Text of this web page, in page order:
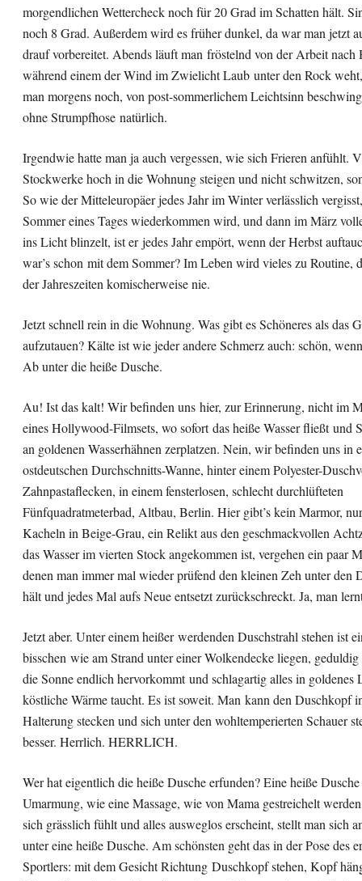
morgendlichen Wettercheck noch für 20 Grad im Schatten hält.
noch 8 Grad. Außerdem wird es früher dunkel, da war man jetzt
drauf vorbereitet. Abends läuft man fröstelnd von der Arbeit nach
während einem der Wind im Zwielicht Laub unter den Rock
man morgens noch, von post-sommerlichem Leichtsinn
ohne Strumpfhose natürlich.
Irgendwie hatte man ja auch vergessen, wie sich Frieren anfühlt.
Stockwerke hoch in die Wohnung steigen und nicht schwitzen,
So wie der Mitteleuropäer jedes Jahr im Winter verlässlich
Sommer eines Tages wiederkommen wird, und dann im März
ins Licht blinzelt, ist er jedes Jahr empört, wenn der Herbst
war’s schon mit dem Sommer? Im Leben wird vieles zu Routine,
der Jahreszeiten komischerweise nie.
Jetzt schnell rein in die Wohnung. Was gibt es Schöneres als das
aufzutauen? Kälte ist wie jeder andere Schmerz auch: schön,
Ab unter die heiße Dusche.
Au! Ist das kalt! Wir befinden uns hier, zur Erinnerung, nicht im
eines Hollywood-Filmsets, wo sofort das heiße Wasser fließt und
an goldenen Wasserhähnen zerplatzen. Nein, wir befinden uns in
ostdeutschen Durchschnitts-Wanne, hinter einem Polyester-
Zahnpastaflecken, in einem fensterlosen, schlecht durchlüfteten
Fünfquadratmeterbad, Altbau, Berlin. Hier gibt’s kein Marmor,
Kacheln in Beige-Grau, ein Relikt aus den geschmackvollen
das Wasser im vierten Stock angekommen ist, vergehen ein paar
denen man immer mal wieder prüfend den kleinen Zeh unter den
hält und jedes Mal aufs Neue entsetzt zurückschreckt. Ja, man
Jetzt aber. Unter einem heißer werdenden Duschstrahl stehen ist
bisschen wie am Strand unter einer Wolkendecke liegen,
die Sonne endlich hervorkommt und schlagartig alles in goldenes
köstliche Wärme taucht. Es ist soweit. Man kann den Duschkopf
Halterung stecken und sich unter den wohltemperierten Schauer
besser. Herrlich. HERRLICH.
Wer hat eigentlich die heiße Dusche erfunden? Eine heiße
Umarmung, wie eine Massage, wie von Mama gestreichelt
sich grässlich fühlt und alles ausweglos erscheint, stellt man sich
unter eine heiße Dusche. Am schönsten geht das in der Pose des
Sportlers: mit dem Gesicht Richtung Duschkopf stehen, Kopf